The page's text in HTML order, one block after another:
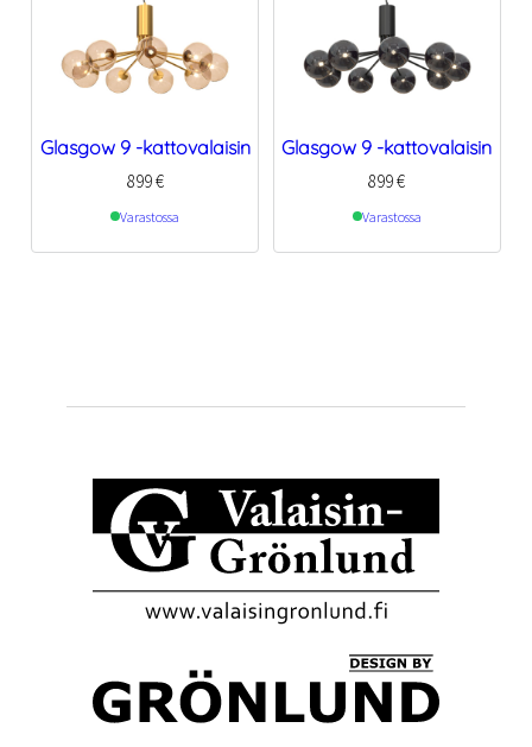
Glasgow 9 -kattovalaisin
899€
Varastossa
Glasgow 9 -kattovalaisin
899€
Varastossa